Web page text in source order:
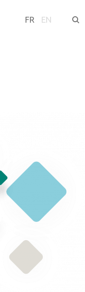
FR EN